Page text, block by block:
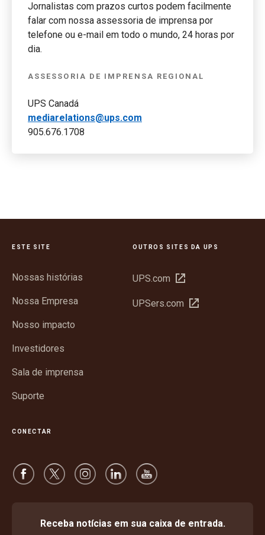
Jornalistas com prazos curtos podem facilmente
falar com nossa assessoria de imprensa por
telefone ou e-mail em todo o mundo, 24 horas por
dia.
ASSESSORIA DE IMPRENSA REGIONAL
UPS Canadá
mediarelations@ups.com
905.676.1708
ESTE SITE
Nossas histórias
Nossa Empresa
Nosso impacto
Investidores
Sala de imprensa
Suporte
OUTROS SITES DA UPS
UPS.com Abrir
nova
UPSers.com Abrir
CONECTAR
Receba notícias em sua caixa de entrada.